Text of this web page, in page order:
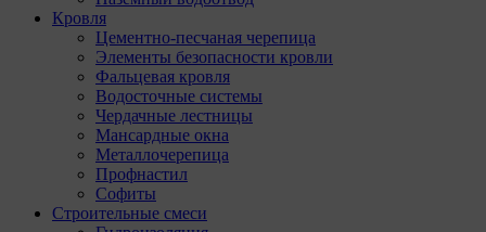
Кровля
Цементно-песчаная черепица
Элементы безопасности кровли
Фальцевая кровля
Водосточные системы
Чердачные лестницы
Мансардные окна
Металлочерепица
Профнастил
Софиты
Строительные смеси